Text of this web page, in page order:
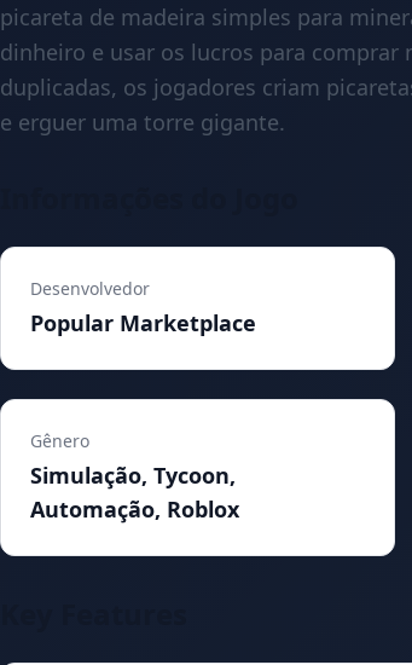
picareta de madeira simples para
dinheiro e usar os lucros para
duplicadas, os jogadores criam
e erguer uma torre gigante.
Desenvolvedor
Popular Marketplace
Gênero
Simulação, Tycoon,
Automação, Roblox